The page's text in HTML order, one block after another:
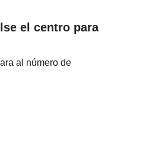
el centro para
al número de